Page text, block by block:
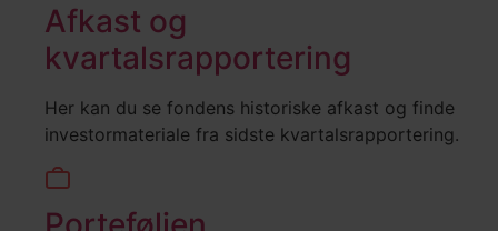
Afkast og
kvartalsrapportering
Her kan du se fondens historiske afkast og finde
investormateriale fra sidste kvartalsrapportering.